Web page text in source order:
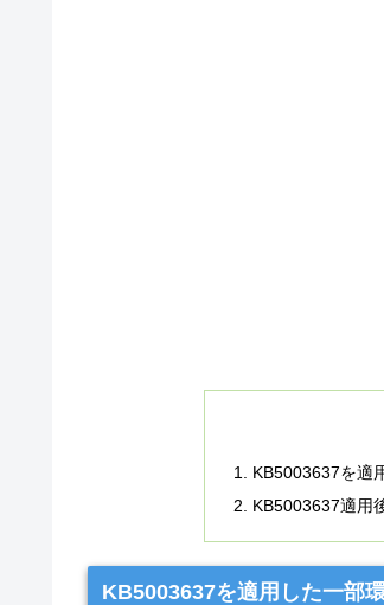
KB5003637を適
KB5003637適用
KB5003637を適用した一部